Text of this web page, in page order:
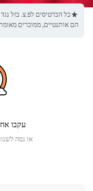
הם אותנטיים, ממוכרים
עקבו
או נסה